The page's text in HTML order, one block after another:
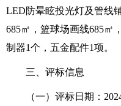
LED防晕眩投光灯及管线
685㎡，篮球场画线685㎡
制器1个，五金配件1项。
三、评标信息
（一）评标日期：